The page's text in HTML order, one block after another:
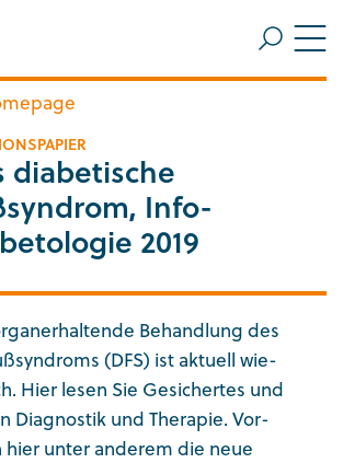
diabetische
Info-
2019
Behandlung des
(DFS) ist aktuell wie-
Hier lesen Sie Gesichertes und
Diagnostik und Therapie. Vor-
unter anderem die neue